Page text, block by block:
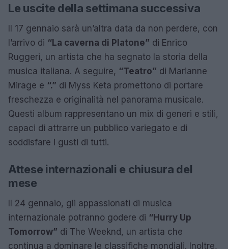
Le uscite della settimana successiva
Il 17 gennaio sarà un’altra data da non perdere, con
l’arrivo di “La caverna di Platone” di Enrico
Ruggeri, un artista che ha segnato la storia della
musica italiana. A seguire, “Teatro” di Marianne
Mirage e “.” di Myss Keta promettono di portare
freschezza e originalità nel panorama musicale.
Questi album rappresentano un mix di generi e stili,
capaci di attrarre un pubblico variegato e di
soddisfare i gusti di tutti.
Attese internazionali e chiusura del
mese
Il 24 gennaio, gli appassionati di musica
internazionale potranno godere di “Hurry Up
Tomorrow” di The Weeknd, un artista che
continua a dominare le classifiche mondiali. Inoltre,